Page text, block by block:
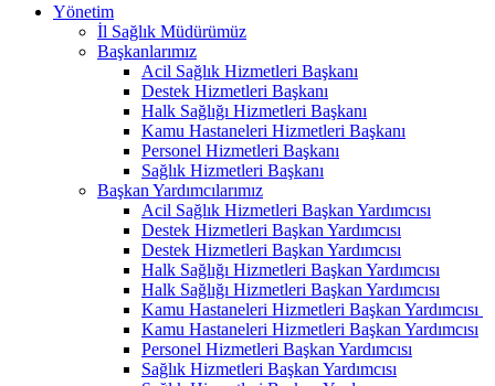
Yönetim
İl Sağlık Müdürümüz
Başkanlarımız
Acil Sağlık Hizmetleri Başkanı
Destek Hizmetleri Başkanı
Halk Sağlığı Hizmetleri Başkanı
Kamu Hastaneleri Hizmetleri Başkanı
Personel Hizmetleri Başkanı
Sağlık Hizmetleri Başkanı
Başkan Yardımcılarımız
Acil Sağlık Hizmetleri Başkan Yardımcısı
Destek Hizmetleri Başkan Yardımcısı
Destek Hizmetleri Başkan Yardımcısı
Halk Sağlığı Hizmetleri Başkan Yardımcısı
Halk Sağlığı Hizmetleri Başkan Yardımcısı
Kamu Hastaneleri Hizmetleri Başkan Yardımcısı ​
Kamu Hastaneleri Hizmetleri Başkan Yardımcısı
Personel Hizmetleri Başkan Yardımcısı
Sağlık Hizmetleri Başkan Yardımcısı